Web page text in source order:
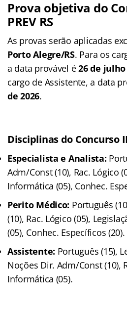
Prova objetiva do
PREV RS
As provas serão aplicadas
Porto Alegre/RS. Para os
a data provável é26 de julho
cargo de Assistente, a data
de 2026.
Disciplinas do Concurso
Especialista e Analista:
Adm/Const (10), Rac. Lógico
Informática (05), Conhec.
Perito Médico: Português
(10), Rac. Lógico (05),
(05), Conhec. Específicos (20).
Assistente: Português (15),
Noções Dir. Adm/Const (10),
Informática (05).